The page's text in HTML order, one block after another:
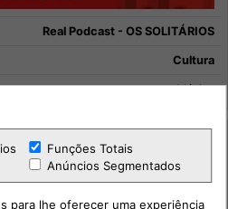
Real Podcast - OS SOLITÁRIOS
Cultura
Música
Funções Totais
Anúncios Segmentados
para lhe oferecer uma experiência